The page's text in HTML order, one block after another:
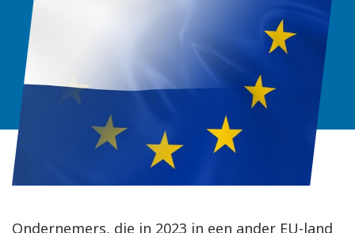
Ondernemers, die in 2023 in een ander EU-land